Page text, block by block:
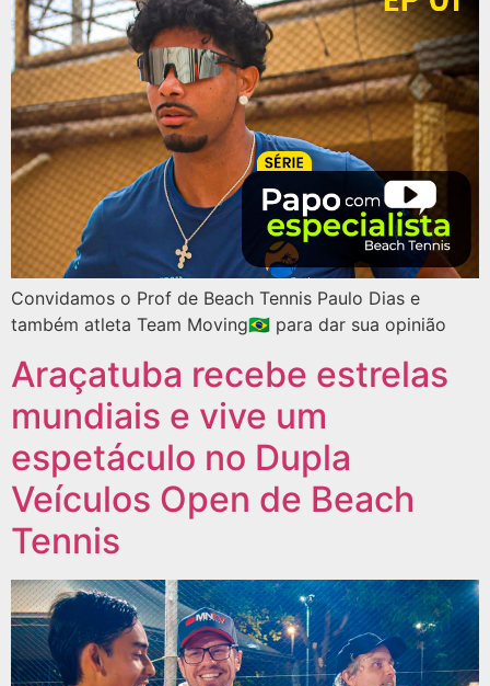
Convidamos o Prof de Beach Tennis Paulo Dias e
também atleta Team Moving🇧🇷 para dar sua opinião
Araçatuba recebe estrelas
mundiais e vive um
espetáculo no Dupla
Veículos Open de Beach
Tennis